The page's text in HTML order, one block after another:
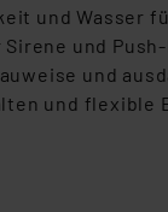
und Wasser
und
und
und flexible